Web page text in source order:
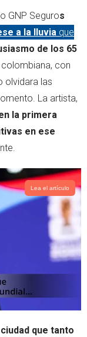
GNP Seguros
a la lluvia que
de los 65
colombiana, con
olvidara las
La artista,
la primera
en ese
Lea el artículo
que tanto